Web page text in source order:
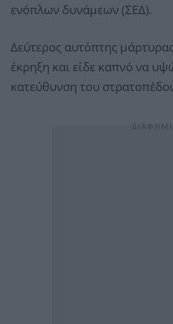
ενόπλων δυνάμεων (ΣΕΔ).
Δεύτερος αυτόπτης
έκρηξη και είδε καπνό να
κατεύθυνση του